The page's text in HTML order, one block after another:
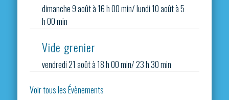
dimanche 9 août à 16 h 00 min/lundi 10 août à 5
h 00 min
Vide grenier
vendredi 21 août à 18 h 00 min/23 h 30 min
Voir tous les Évènements